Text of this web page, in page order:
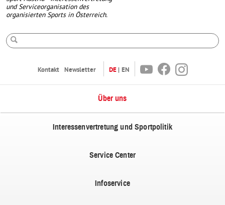
und Serviceorganisation des
organisierten Sports in Österreich.
Kontakt Newsletter DE EN YoutubeFacebookInstagram
Über uns
Interessenvertretung und Sportpolitik
Service Center
Infoservice